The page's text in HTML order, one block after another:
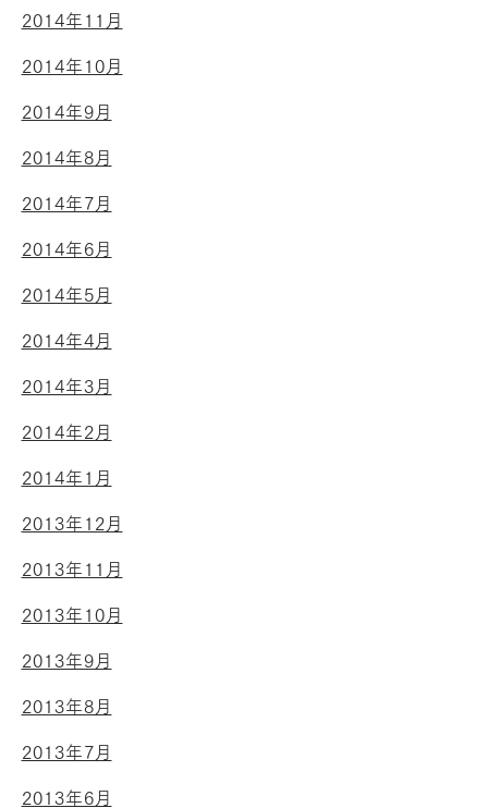
2014年11月
2014年10月
2014年9月
2014年8月
2014年7月
2014年6月
2014年5月
2014年4月
2014年3月
2014年2月
2014年1月
2013年12月
2013年11月
2013年10月
2013年9月
2013年8月
2013年7月
2013年6月